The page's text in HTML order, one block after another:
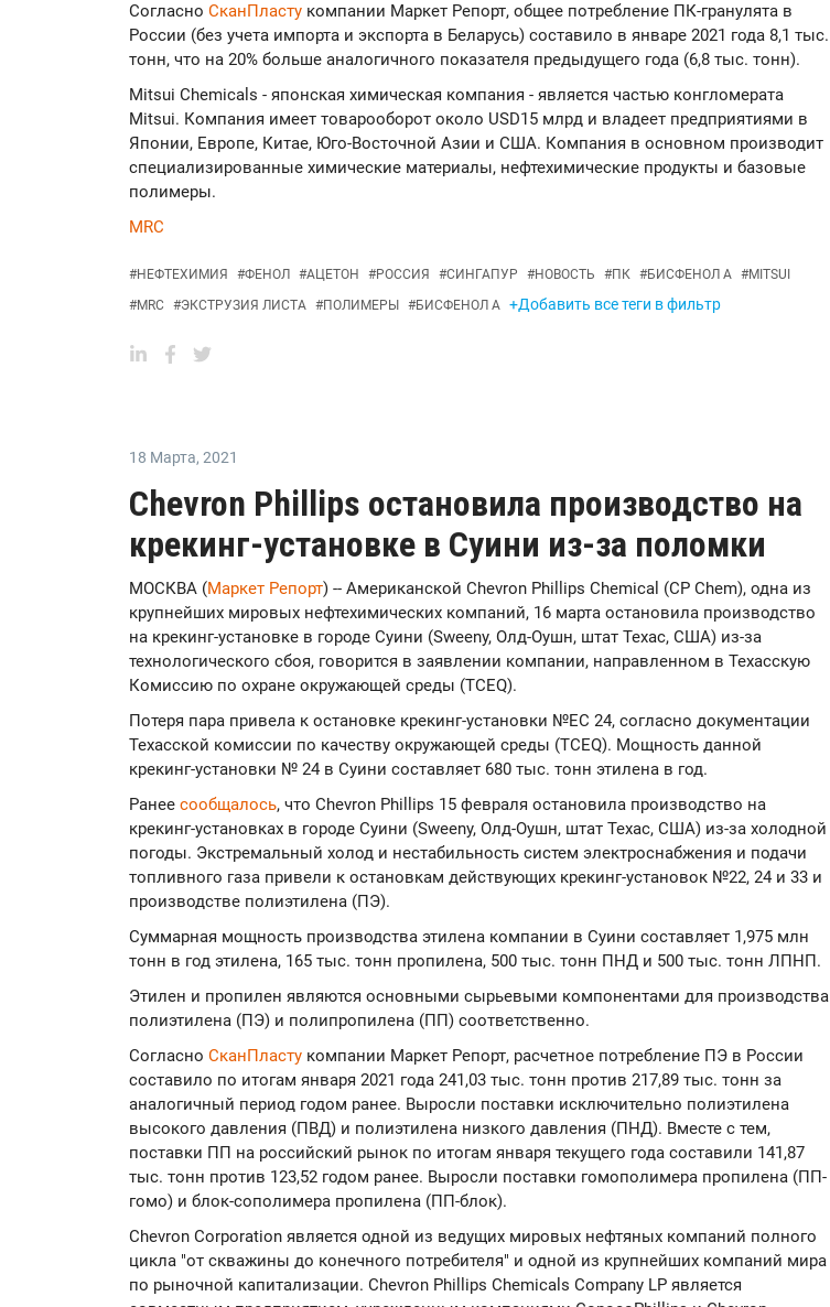
Согласно СканПласту компании Маркет Репорт, общее потребление ПК-гранулята в
России (без учета импорта и экспорта в Беларусь) составило в январе 2021 года 8,1 тыс.
тонн, что на 20% больше аналогичного показателя предыдущего года (6,8 тыс. тонн).
Mitsui Chemicals - японская химическая компания - является частью конгломерата
Mitsui. Компания имеет товарооборот около USD15 млрд и владеет предприятиями в
Японии, Европе, Китае, Юго-Восточной Азии и США. Компания в основном производит
специализированные химические материалы, нефтехимические продукты и базовые
полимеры.
MRC
#НЕФТЕХИМИЯ #ФЕНОЛ #АЦЕТОН #РОССИЯ #СИНГАПУР #НОВОСТЬ #ПК #БИСФЕНОЛ А #MITSUI
#MRC #ЭКСТРУЗИЯ ЛИСТА #ПОЛИМЕРЫ #БИСФЕНОЛ А +Добавить все теги в фильтр
18 Марта, 2021
Chevron Phillips остановила производство на
крекинг-установке в Суини из-за поломки
МОСКВА (Маркет Репорт) -- Американской Chevron Phillips Chemical (CP Chem), одна из
крупнейших мировых нефтехимических компаний, 16 марта остановила производство
на крекинг-установке в городе Суини (Sweeny, Олд-Оушн, штат Техас, США) из-за
технологического сбоя, говорится в заявлении компании, направленном в Техасскую
Комиссию по охране окружающей среды (TCEQ).
Потеря пара привела к остановке крекинг-установки №ЕС 24, согласно документации
Техасской комиссии по качеству окружающей среды (TCEQ). Мощность данной
крекинг-установки № 24 в Суини составляет 680 тыс. тонн этилена в год.
Ранее сообщалось, что Chevron Phillips 15 февраля остановила производство на
крекинг-установках в городе Суини (Sweeny, Олд-Оушн, штат Техас, США) из-за холодной
погоды. Экстремальный холод и нестабильность систем электроснабжения и подачи
топливного газа привели к остановкам действующих крекинг-установок №22, 24 и 33 и
производстве полиэтилена (ПЭ).
Суммарная мощность производства этилена компании в Суини составляет 1,975 млн
тонн в год этилена, 165 тыс. тонн пропилена, 500 тыс. тонн ПНД и 500 тыс. тонн ЛПНП.
Этилен и пропилен являются основными сырьевыми компонентами для производства
полиэтилена (ПЭ) и полипропилена (ПП) соответственно.
Согласно СканПласту компании Маркет Репорт, расчетное потребление ПЭ в России
составило по итогам января 2021 года 241,03 тыс. тонн против 217,89 тыс. тонн за
аналогичный период годом ранее. Выросли поставки исключительно полиэтилена
высокого давления (ПВД) и полиэтилена низкого давления (ПНД). Вместе с тем,
поставки ПП на российский рынок по итогам января текущего года составили 141,87
тыс. тонн против 123,52 годом ранее. Выросли поставки гомополимера пропилена (ПП-
гомо) и блок-сополимера пропилена (ПП-блок).
Chevron Corporation является одной из ведущих мировых нефтяных компаний полного
цикла "от скважины до конечного потребителя" и одной из крупнейших компаний мира
по рыночной капитализации. Сhevron Phillips Chemicals Company LP является